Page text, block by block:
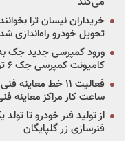
خریداران نیسان ترا
تحویل خودرو راه‌اندازی شد
ورود کمپرسی جدید جک
کامیونت کمپرسی جک ۶ تن
فعالیت ۱۱ خط
ساعت کار مراکز معاینه
از تولید فنر خودرو تا
فنرسازی زر گلپایگان